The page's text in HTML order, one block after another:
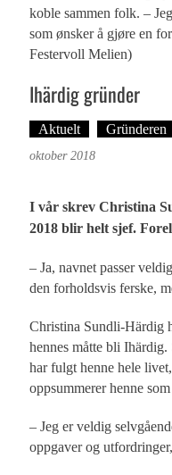
koble sammen folk. –
som ønsker å gjøre en
Festervoll Melien)
Ihärdig gründer
Aktuelt Gründeren
oktober 2018
I vår skrev Christina
2018 blir helt sjef.
– Ja, navnet passer
den forholdsvis ferske,
Christina Sundli-Härdig
hennes måtte bli
har fulgt henne hele
oppsummerer henne
– Jeg er veldig
oppgaver og